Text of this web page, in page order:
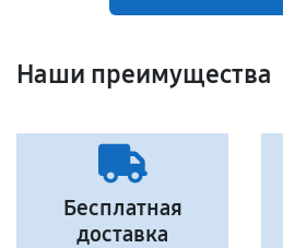
Наши преимущества
Бесплатная
доставка